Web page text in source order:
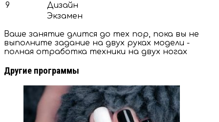
9
Дизайн
Экзамен
Ваше занятие длится до тех пор, пока вы не
выполните задание на двух руках модели -
полная отработка техники на двух ногах
Другие программы